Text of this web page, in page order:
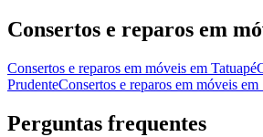
Consertos e reparos em
Consertos e reparos em móveis em Tatuapé
PrudenteConsertos e reparos em móveis em
Perguntas frequentes